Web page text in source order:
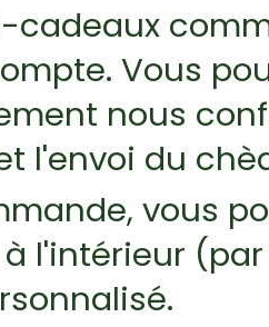
cadeaux
Vous
nous
l'envoi du
vous
l'intérieur